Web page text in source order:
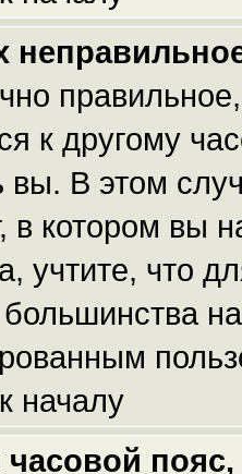
к другому
вы. В этом
в котором вы
учтите, что
началу